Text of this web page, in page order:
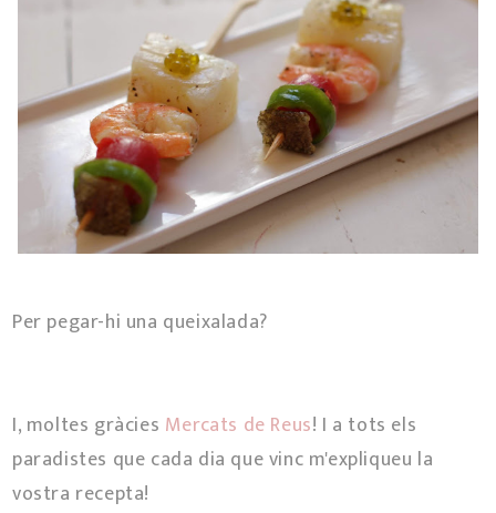
Per pegar-hi una queixalada?
I, moltes gràcies Mercats de Reus! I a tots els
paradistes que cada dia que vinc m'expliqueu la
vostra recepta!